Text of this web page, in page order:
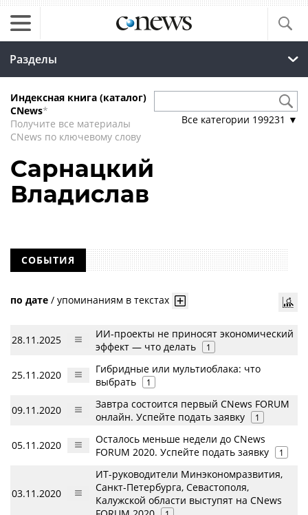
Разделы
Индексная книга (каталог)
CNews*
Получите все материалы
CNews по ключевому слову
Все категории 199231 ▼
Сарнацкий
Владислав
СОБЫТИЯ
по дате / упоминаниям в текстах
28.11.2025
ИИ-проекты не приносят экономический
эффект — что делать
1
25.11.2020
Гибридные или мультиоблака: что
выбрать
1
09.11.2020
Завтра состоится первый CNews FORUM
онлайн. Успейте подать заявку
1
05.11.2020
Осталось меньше недели до CNews
FORUM 2020. Успейте подать заявку
1
03.11.2020
ИТ-руководители Минэкономразвития,
Санкт-Петербурга, Севастополя,
Калужской области выступят на CNews